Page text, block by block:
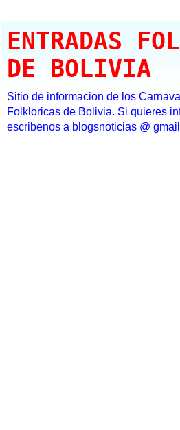
ENTRADAS
DE BOLIVIA
Sitio de informacion de los
Folkloricas de Bolivia. Si quieres
escribenos a blogsnoticias @